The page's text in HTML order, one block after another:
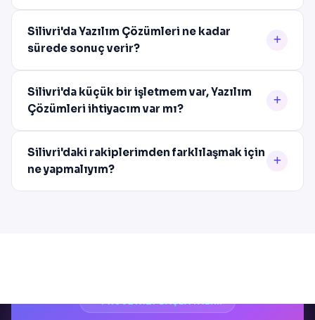
Silivri'da Yazılım Çözümleri ne kadar
sürede sonuç verir?
Silivri'da küçük bir işletmem var, Yazılım
Çözümleri ihtiyacım var mı?
Silivri'daki rakiplerimden farklılaşmak için
ne yapmalıyım?